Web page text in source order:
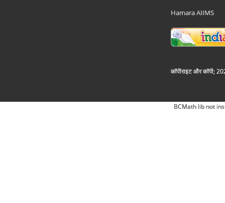
Hamara AIIMS
कॉपीराइट और कॉपी;
BCMath lib not